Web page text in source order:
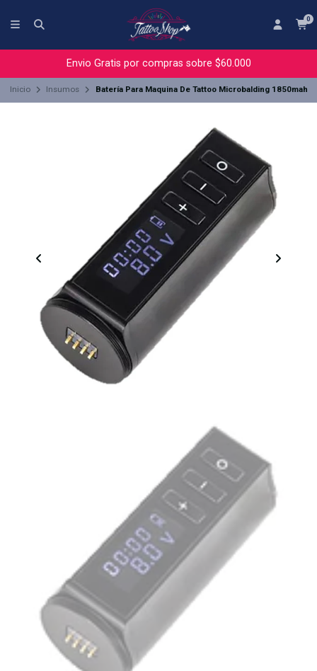
0
Envio Gratis por compras sobre $60.000
Inicio Insumos Batería Para Maquina De Tattoo Microbalding 1850mah